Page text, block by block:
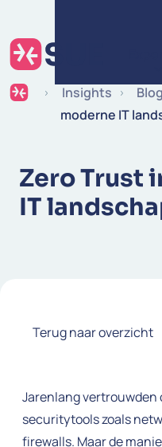
Insights
moderne IT
Zero Trust
IT
Terug naar overzicht
Jarenlang
securitytools zoals
firewalls. Maar de